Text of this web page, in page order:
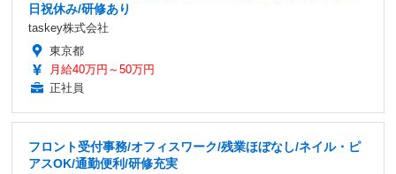
日祝休み/研修あり
taskey株式会社
東京都
月給40万円～50万円
正社員
フロント受付事務/オフィスワーク/残業ほぼなし/ネイル・ピ
アスOK/通勤便利/研修充実